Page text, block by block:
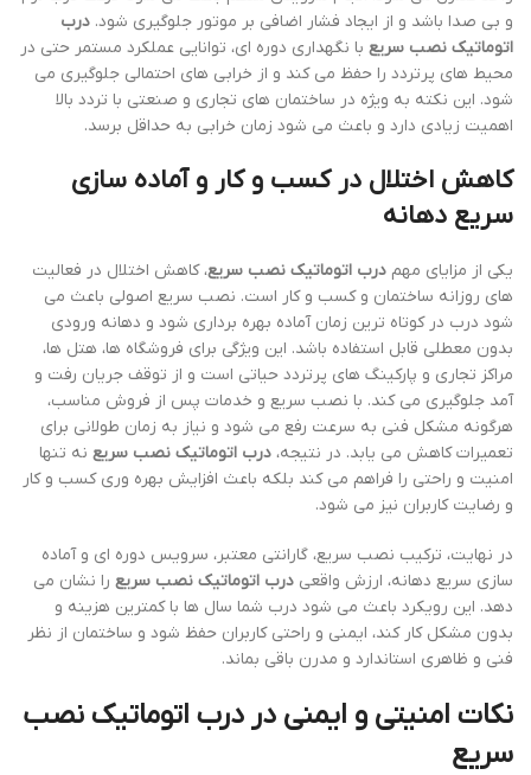
و بی صدا باشد و از ایجاد فشار اضافی بر موتور جلوگیری شود. درب
اتوماتیک نصب سریع با نگهداری دوره ای، توانایی عملکرد مستمر حتی در
محیط های پرتردد را حفظ می کند و از خرابی های احتمالی جلوگیری می
شود. این نکته به ویژه در ساختمان های تجاری و صنعتی با تردد بالا
اهمیت زیادی دارد و باعث می شود زمان خرابی به حداقل برسد.
کاهش اختلال در کسب و کار و آماده سازی
سریع دهانه
یکی از مزایای مهم درب اتوماتیک نصب سریع، کاهش اختلال در فعالیت
های روزانه ساختمان و کسب و کار است. نصب سریع اصولی باعث می
شود درب در کوتاه ترین زمان آماده بهره برداری شود و دهانه ورودی
بدون معطلی قابل استفاده باشد. این ویژگی برای فروشگاه ها، هتل ها،
مراکز تجاری و پارکینگ های پرتردد حیاتی است و از توقف جریان رفت و
آمد جلوگیری می کند. با نصب سریع و خدمات پس از فروش مناسب،
هرگونه مشکل فنی به سرعت رفع می شود و نیاز به زمان طولانی برای
تعمیرات کاهش می یابد. در نتیجه، درب اتوماتیک نصب سریع نه تنها
امنیت و راحتی را فراهم می کند بلکه باعث افزایش بهره وری کسب و کار
و رضایت کاربران نیز می شود.
در نهایت، ترکیب نصب سریع، گارانتی معتبر، سرویس دوره ای و آماده
سازی سریع دهانه، ارزش واقعی درب اتوماتیک نصب سریع را نشان می
دهد. این رویکرد باعث می شود درب شما سال ها با کمترین هزینه و
بدون مشکل کار کند، ایمنی و راحتی کاربران حفظ شود و ساختمان از نظر
فنی و ظاهری استاندارد و مدرن باقی بماند.
نکات امنیتی و ایمنی دردرب اتوماتیک نصب
سریع